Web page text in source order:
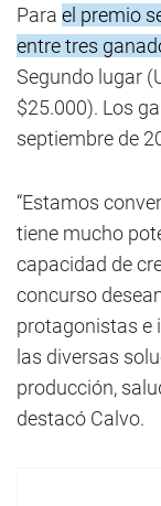
Para el premio
entre tres
Segundo lugar
$25.000). Los
septiembre de
“Estamos
tiene mucho
capacidad de
concurso
protagonistas e
las diversas
producción,
destacó Calvo.